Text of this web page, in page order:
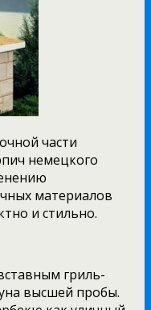
части
немецкого
материалов
и стильно.
гриль-
высшей пробы.